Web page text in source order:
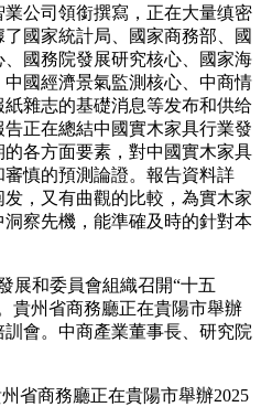
公司領銜撰寫，正在大量缜密
國家統計局、國家商務部、國
國務院發展研究核心、國家海
國經濟景氣監測核心、中商情
雜志的基礎消息等发布和供给
正在總結中國實木家具行業發
各方面要素，對中國實木家具
慎的預測論證。報告資料詳
，又有曲觀的比較，為實木家
察先機，能準確及時的針對本
和委員會組織召開“十五
貴州省商務廳正在貴陽市舉辦
會。中商產業董事長、研究院
省商務廳正在貴陽市舉辦2025